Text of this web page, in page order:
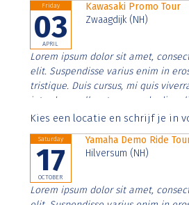
Friday
03
APRIL
Kawasaki Promo Tour
Zwaagdijk (NH)
Lorem ipsum dolor sit amet,
elit. Suspendisse varius enim in
tristique. Duis cursus, mi quis
interdum nulla, ut commodo diam
Aenean faucibus nibh et justo
Kies een locatie en schrijf je in
Saturday
17
OCTOBER
Yamaha Demo Ride
Hilversum (NH)
Lorem ipsum dolor sit amet,